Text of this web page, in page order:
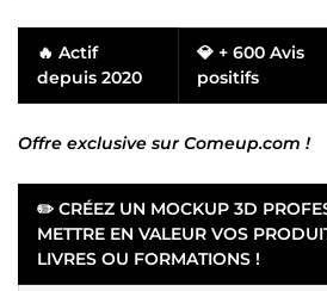
🔥 Actif
depuis 2020
💎 + 600 Avis
positifs
Offre exclusive sur Comeup.com !
✏️ CRÉEZ UN MOCKUP 3D
METTRE EN VALEUR VOS
LIVRES OU FORMATIONS !